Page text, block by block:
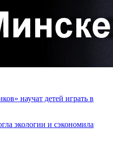
научат детей играть в
экологии и сэкономила